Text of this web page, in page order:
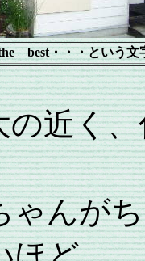
best・・・という文
近く、
んがち